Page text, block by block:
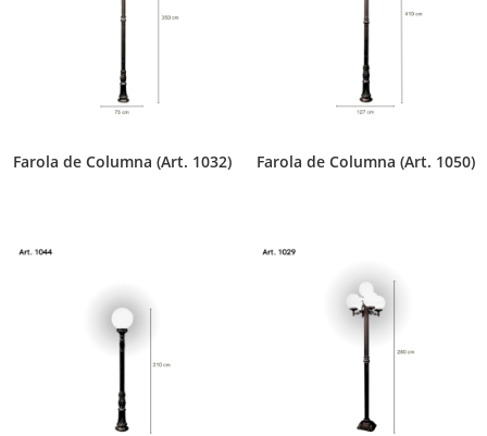
Farola de Columna (Art. 1032) Farola de Columna (Art. 1050)